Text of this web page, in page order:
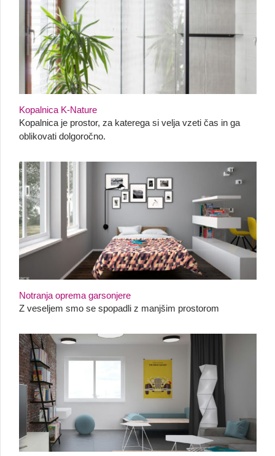
Kopalnica K-Nature
Kopalnica je prostor, za katerega si velja vzeti čas in ga
oblikovati dolgoročno.
Notranja oprema garsonjere
Z veseljem smo se spopadli z manjšim prostorom